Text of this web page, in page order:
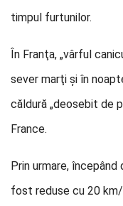
timpul furtunilor.
În Franţa, „vârful
sever marţi şi în
căldură „deosebit de
France.
Prin urmare,
fost reduse cu 20